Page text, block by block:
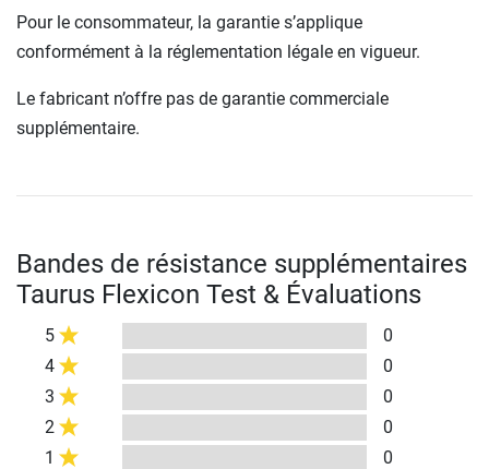
Pour le consommateur, la garantie s’applique
conformément à la réglementation légale en vigueur.
Le fabricant n’offre pas de garantie commerciale
supplémentaire.
Bandes de résistance supplémentaires
Taurus Flexicon Test & Évaluations
5
0
4
0
3
0
2
0
1
0